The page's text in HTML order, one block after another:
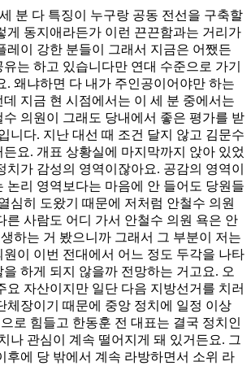
분 다 특징이 누구랑 공동 전선을 구축할
게 동지애라든가 이런 끈끈함과는 거리가
레이 강한 분들이 그래서 지금은 어쨌든
는 하고 있습니다만 연대 수준으로 가기
. 왜냐하면 다 내가 주인공이어야만 하는
지금 현 시점에서는 이 세 분 중에서는
의원이 그래도 당내에서 좋은 평가를 받
니다. 지난 대선 때 조건 달지 않고 김문수
요. 개표 상황실에 마지막까지 앉아 있었
치가 감성의 영역이잖아요. 공감의 영역이
논리 영역보다는 마음에 안 들어도 당원들
심히 도왔기 때문에 저처럼 안철수 의원
른 사람도 어디 가서 안철수 의원 욕은 안
하는 거 봤으니까 그래서 그 부분이 저는
이 이번 전대에서 어느 정도 두각을 나타
하게 되지 않을까 전망하는 거고요. 오
요 자산이지만 일단 다음 지방선거를 치러
체장이기 때문에 중앙 정치에 일정 이상
로 힘들고 한동훈 전 대표는 결국 정치인
나 관심이 계속 떨어지게 돼 있거든요. 그
후에 당 밖에서 계속 라방하면서 소위 라